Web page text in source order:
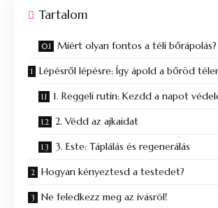
Tartalom
Miért olyan fontos a téli bőrápolás?
Lépésről lépésre: Így ápold a bőröd
1. Reggeli rutin: Kezdd a napot
2. Védd az ajkaidat
3. Este: Táplálás és regenerálás
Hogyan kényeztesd a testedet?
Ne feledkezz meg az ivásról!